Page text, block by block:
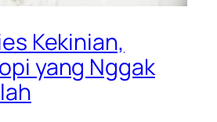
Kekinian,
yang Nggak